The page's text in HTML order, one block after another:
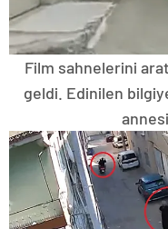
Film sahnelerini
geldi. Edinilen